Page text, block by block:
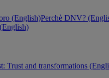
(English)Perchè DNV?
Trust and transformations